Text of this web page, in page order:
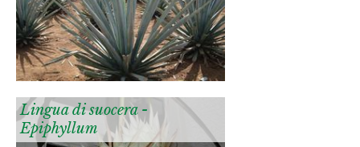
Lingua di suocera -
Epiphyllum